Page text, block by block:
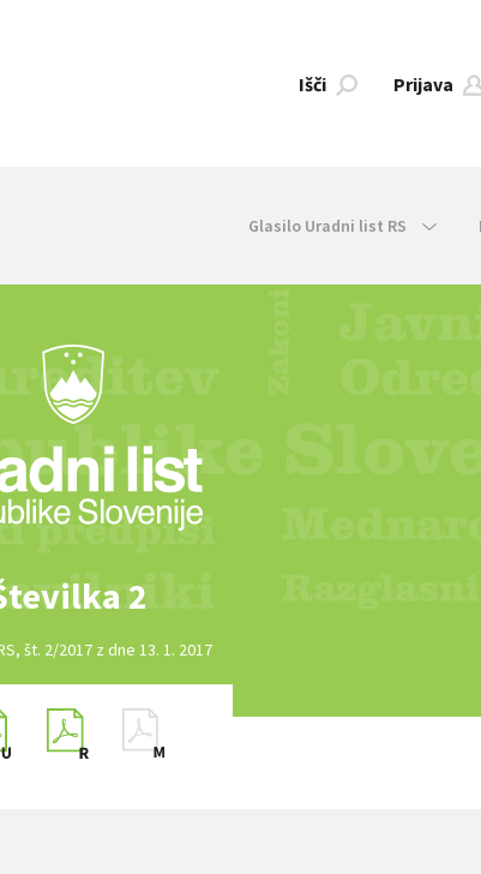
Išči Prijava
Glasilo Uradni list RS
2
št. 2/2017 z dne 13. 1. 2017